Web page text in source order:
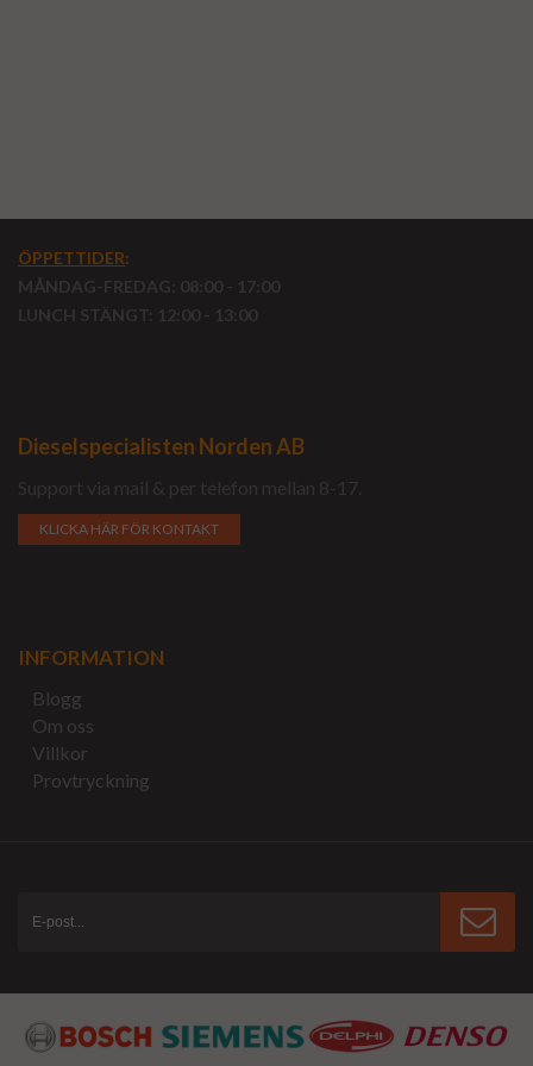
ÖPPETTIDER:
MÅNDAG-FREDAG: 08:00 - 17:00
LUNCH STÄNGT: 12:00 - 13:00
Dieselspecialisten Norden AB
Support via mail & per telefon mellan 8-17.
KLICKA HÄR FÖR KONTAKT
INFORMATION
Blogg
Om oss
Villkor
Provtryckning